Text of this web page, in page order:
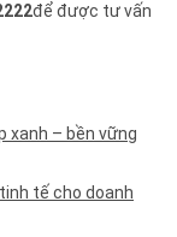
để được tư vấn
xanh – bền vững
tế cho doanh